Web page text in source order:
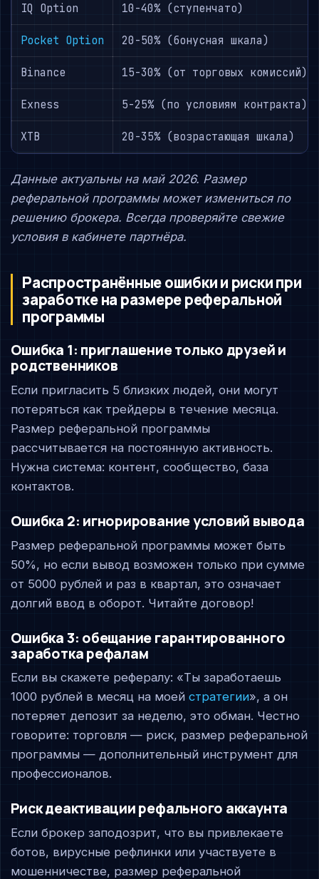
IQ Option 10-40% (ступенчато)
Pocket Option 20-50% (бонусная шкала)
Binance 15-30% (от торговых комиссий)
Exness 5-25% (по условиям контракта)
XTB 20-35% (возрастающая шкала)
Данные актуальны на май 2026. Размер
реферальной программы может измениться по
решению брокера. Всегда проверяйте свежие
условия в кабинете партнёра.
Распространённые ошибки и риски при
заработке на размере реферальной
программы
Ошибка 1: приглашение только друзей и
родственников
Если пригласить 5 близких людей, они могут
потеряться как трейдеры в течение месяца.
Размер реферальной программы
рассчитывается на постоянную активность.
Нужна система: контент, сообщество, база
контактов.
Ошибка 2: игнорирование условий вывода
Размер реферальной программы может быть
50%, но если вывод возможен только при сумме
от 5000 рублей и раз в квартал, это означает
долгий ввод в оборот. Читайте договор!
Ошибка 3: обещание гарантированного
заработка рефалам
Если вы скажете рефералу: «Ты заработаешь
1000 рублей в месяц на моейстратегии», а он
потеряет депозит за неделю, это обман. Честно
говорите: торговля — риск, размер реферальной
программы — дополнительный инструмент для
профессионалов.
Риск деактивации рефального аккаунта
Если брокер заподозрит, что вы привлекаете
ботов, вирусные рефлинки или участвуете в
мошенничестве, размер реферальной